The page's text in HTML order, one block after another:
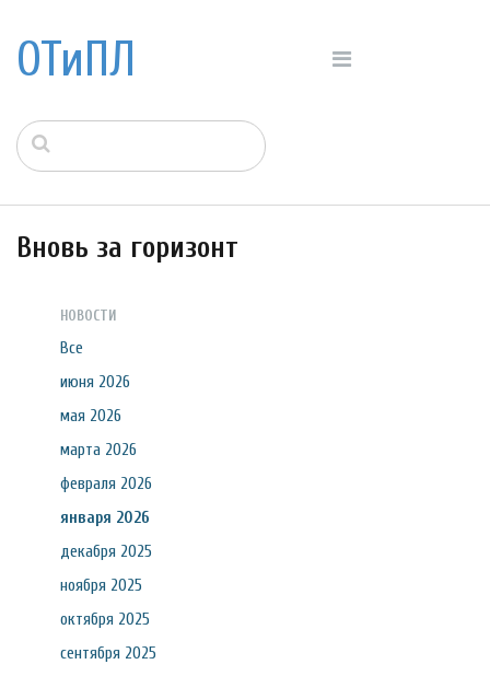
ОТиПЛ
Вновь за горизонт
НОВОСТИ
Все
июня 2026
мая 2026
марта 2026
февраля 2026
января 2026
декабря 2025
ноября 2025
октября 2025
сентября 2025